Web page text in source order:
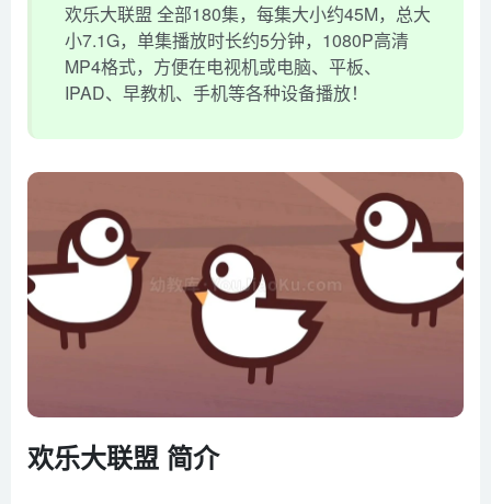
欢乐大联盟 全部180集，每集大小约45M，总大
小7.1G，单集播放时长约5分钟，1080P高清
MP4格式，方便在电视机或电脑、平板、
IPAD、早教机、手机等各种设备播放！
欢乐大联盟 简介